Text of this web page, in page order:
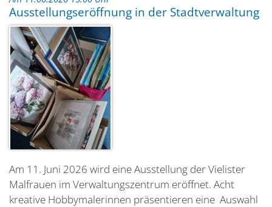
Ausstellungseröffnung in der Stadtverwaltung
Am 11. Juni 2026 wird eine Ausstellung der Vielister
Malfrauen im Verwaltungszentrum eröffnet. Acht
kreative Hobbymalerinnen präsentieren eine Auswahl